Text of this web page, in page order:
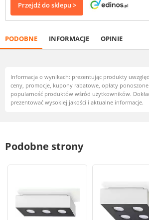
Przejdź do sklepu >
PODOBNE INFORMACJE OPINIE
Informacja o wynikach: prezentując produkty
ceny, promocje, kupony rabatowe, opłaty
popularność produktów wśród użytkowników.
prezentować wysokiej jakości i aktualne informacje.
Podobne strony